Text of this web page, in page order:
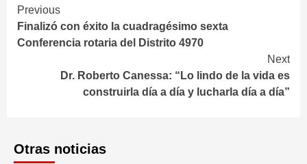
Continue
Reading
Previous
Finalizó con éxito la cuadragésimo sexta
Conferencia rotaria del Distrito 4970
Next
Dr. Roberto Canessa: “Lo lindo de la vida es
construirla día a día y lucharla día a día”
Otras noticias